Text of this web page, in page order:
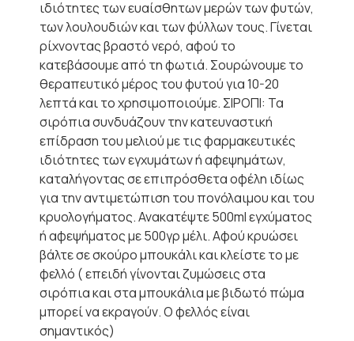
ιδιότητες των ευαίσθητων μερών των φυτών,
των λουλουδιών και των φύλλων τους. Γίνεται
ρίχνοντας βραστό νερό, αφού το
κατεβάσουμε από τη φωτιά. Σουρώνουμε το
θεραπευτικό μέρος του φυτού για 10-20
λεπτά και το χρησιμοποιούμε. ΣΙΡΟΠΙ: Τα
σιρόπια συνδυάζουν την κατευναστική
επίδραση του μελιού με τις φαρμακευτικές
ιδιότητες των εγχυμάτων ή αφεψημάτων,
καταλήγοντας σε επιπρόσθετα οφέλη ιδίως
για την αντιμετώπιση του πονόλαιμου και του
κρυολογήματος. Ανακατέψτε 500ml εγχύματος
ή αφεψήματος με 500γρ μέλι. Αφού κρυώσει
βάλτε σε σκούρο μπουκάλι και κλείστε το με
φελλό ( επειδή γίνονται ζυμώσεις στα
σιρόπια και στα μπουκάλια με βιδωτό πώμα
μπορεί να εκραγούν. Ο φελλός είναι
σημαντικός)